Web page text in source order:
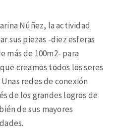
Núñez, la actividad
sus piezas ­­-diez esferas
más de 100m2- para
creamos todos los seres
redes de conexión
de los grandes logros de
de sus mayores